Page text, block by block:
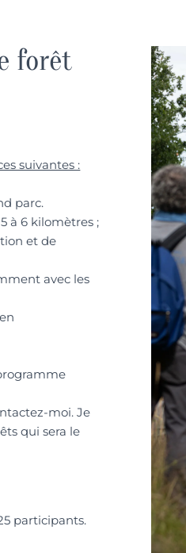
forêt
suivantes :
parc.
à 6 kilomètres ;
et de
avec les
moi. Je
qui sera le
participants.